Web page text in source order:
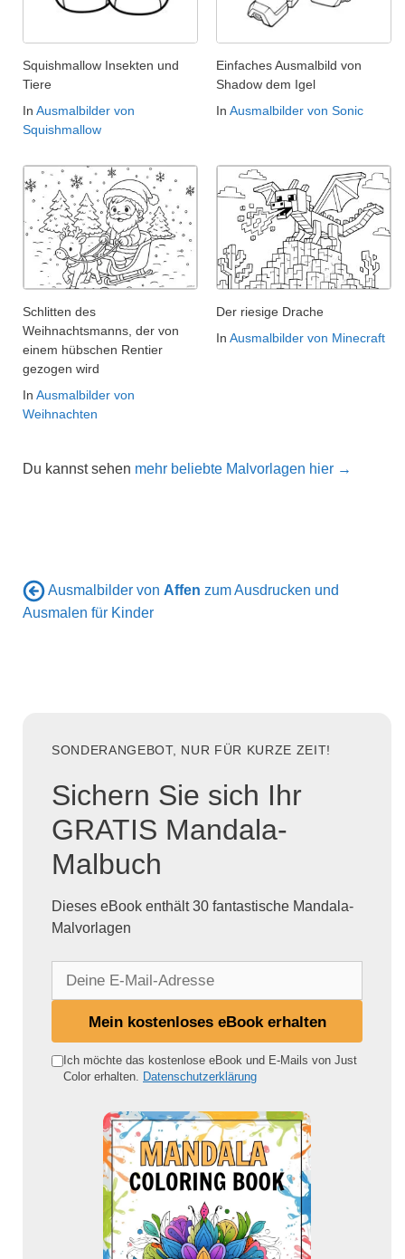
Squishmallow Insekten und
Tiere
In Ausmalbilder von
Squishmallow
Einfaches Ausmalbild von
Shadow dem Igel
In Ausmalbilder von Sonic
Schlitten des
Weihnachtsmanns, der von
einem hübschen Rentier
gezogen wird
In Ausmalbilder von
Weihnachten
Der riesige Drache
In Ausmalbilder von Minecraft
Du kannst sehen mehr beliebte Malvorlagen hier →
Ausmalbilder von Affen zum Ausdrucken und
Ausmalen für Kinder
SONDERANGEBOT, NUR FÜR KURZE ZEIT!
Sichern Sie sich Ihr
GRATIS Mandala-
Malbuch
Dieses eBook enthält 30 fantastische Mandala-
Malvorlagen
e
Mein kostenloses eBook erhalten
Ich möchte das kostenlose eBook und E-Mails von Just
Color erhalten.
Datenschutzerklärung